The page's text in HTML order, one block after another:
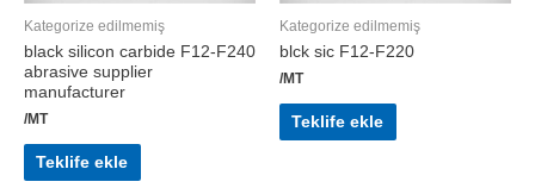
Kategorize edilmemiş
black silicon carbide F12-F240
abrasive supplier
manufacturer
/MT
Teklife ekle
Kategorize edilmemiş
blck sic F12-F220
/MT
Teklife ekle